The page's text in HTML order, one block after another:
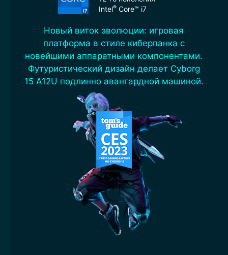
Intel®Core™ i7
Новый виток эволюции: игровая
платформа в стиле киберпанка с
новейшими аппаратными компонентами.
Футуристический дизайн делает Cyborg
15 A12U подлинно авангардной машиной.